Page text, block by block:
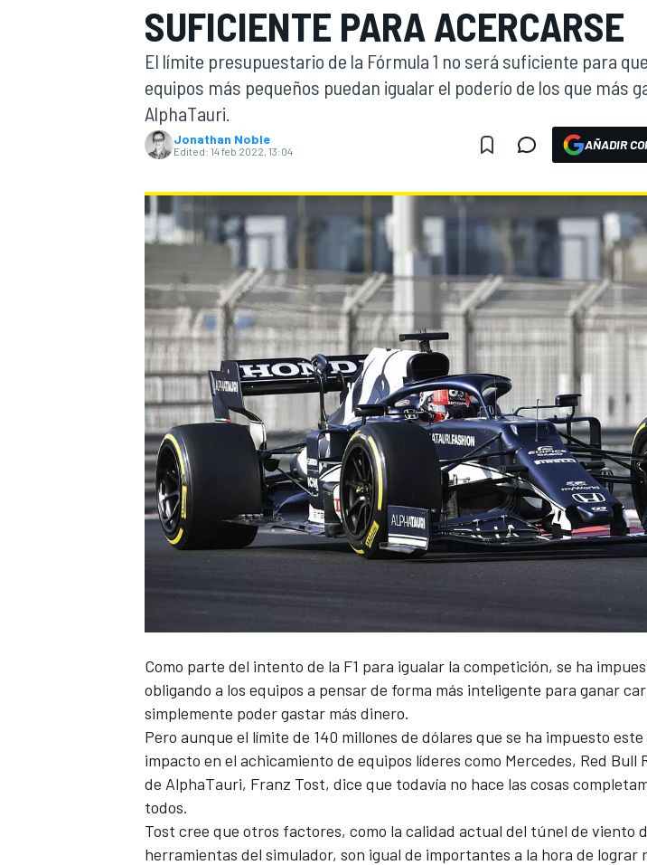
FÓRMULA E MOTO
NASCARINDYCARSPORTSCARRALLYTURISMO
MÁS
SUFICIENTE PARA ACERCARSE
El límite presupuestario de la Fórmula 1 no será suficiente para
equipos más pequeños puedan igualar el poderío de los que más
AlphaTauri.
Jonathan Noble
Edited: 14 feb 2022, 13:04 AÑADIR
Como parte del intento de la F1 para igualar la competición, se ha
obligando a los equipos a pensar de forma más inteligente para ganar
simplemente poder gastar más dinero.
Pero aunque el límite de 140 millones de dólares que se ha impuesto
impacto en el achicamiento de equipos líderes como Mercedes, Red Bull
de AlphaTauri, Franz Tost, dice que todavía no hace las cosas
todos.
Tost cree que otros factores, como la calidad actual del túnel de viento
herramientas del simulador, son igual de importantes a la hora de lograr